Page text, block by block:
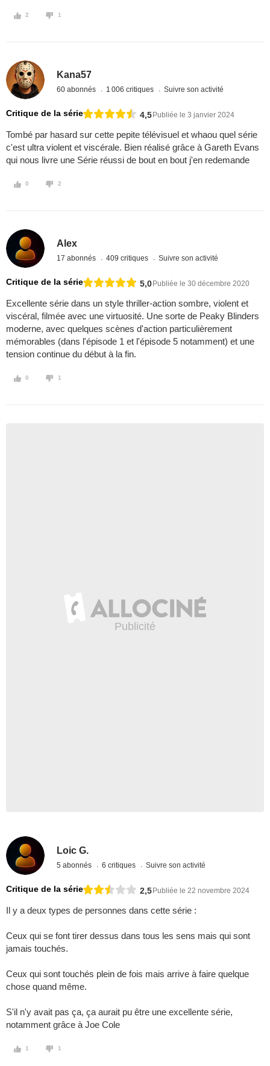
2 1
Kana57
60 abonnés 1 006 critiques Suivre son activité
Critique de la série 4,5Publiée le 3 janvier 2024
Tombé par hasard sur cette pepite télévisuel et whaou quel série
c'est ultra violent et viscérale. Bien réalisé grâce à Gareth Evans
qui nous livre une Série réussi de bout en bout j'en redemande
0 2
Alex
17 abonnés 409 critiques Suivre son activité
Critique de la série 5,0Publiée le 30 décembre 2020
Excellente série dans un style thriller-action sombre, violent et
viscéral, filmée avec une virtuosité. Une sorte de Peaky Blinders
moderne, avec quelques scènes d'action particulièrement
mémorables (dans l'épisode 1 et l'épisode 5 notamment) et une
tension continue du début à la fin.
0 1
Loic G.
5 abonnés 6 critiques Suivre son activité
Critique de la série 2,5Publiée le 22 novembre 2024
Il y a deux types de personnes dans cette série :
Ceux qui se font tirer dessus dans tous les sens mais qui sont
jamais touchés.
Ceux qui sont touchés plein de fois mais arrive à faire quelque
chose quand même.
S'il n'y avait pas ça, ça aurait pu être une excellente série,
notamment grâce à Joe Cole
1 1